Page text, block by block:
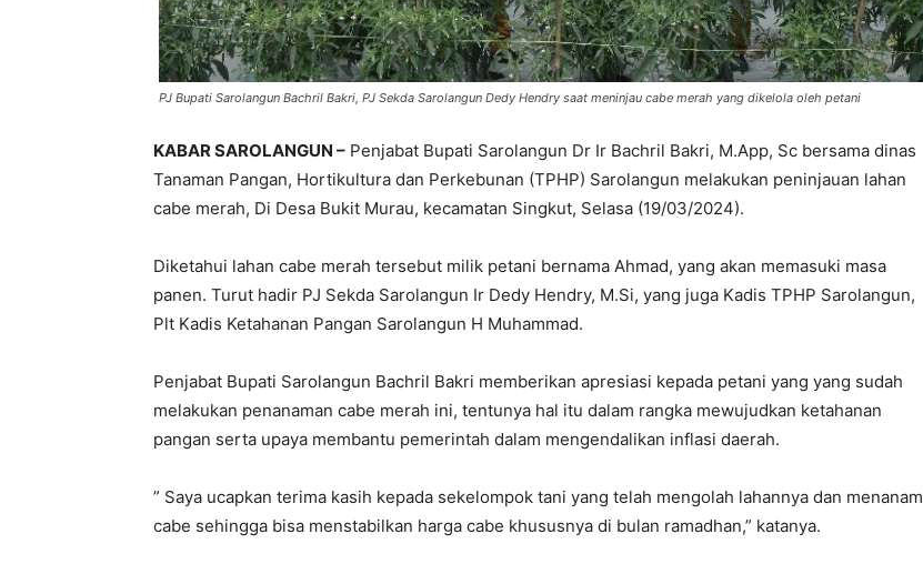
PJ Bupati Sarolangun Bachril Bakri, PJ Sekda Sarolangun Dedy Hendry saat meninjau cabe merah yang dikelola oleh petani
KABAR SAROLANGUN – Penjabat Bupati Sarolangun Dr Ir Bachril Bakri, M.App, Sc bersama dinas
Tanaman Pangan, Hortikultura dan Perkebunan (TPHP) Sarolangun melakukan peninjauan lahan
cabe merah, Di Desa Bukit Murau, kecamatan Singkut, Selasa (19/03/2024).
Diketahui lahan cabe merah tersebut milik petani bernama Ahmad, yang akan memasuki masa
panen. Turut hadir PJ Sekda Sarolangun Ir Dedy Hendry, M.Si, yang juga Kadis TPHP Sarolangun,
Plt Kadis Ketahanan Pangan Sarolangun H Muhammad.
Penjabat Bupati Sarolangun Bachril Bakri memberikan apresiasi kepada petani yang yang sudah
melakukan penanaman cabe merah ini, tentunya hal itu dalam rangka mewujudkan ketahanan
pangan serta upaya membantu pemerintah dalam mengendalikan inflasi daerah.
” Saya ucapkan terima kasih kepada sekelompok tani yang telah mengolah lahannya dan menanam
cabe sehingga bisa menstabilkan harga cabe khususnya di bulan ramadhan,” katanya.